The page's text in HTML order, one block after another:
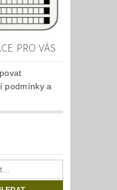
PRO VÁS
podmínky a